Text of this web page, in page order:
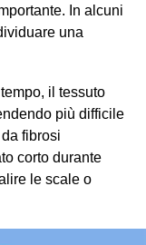
In alcuni
una
il tessuto
più difficile
fibrosi
corto durante
le scale o